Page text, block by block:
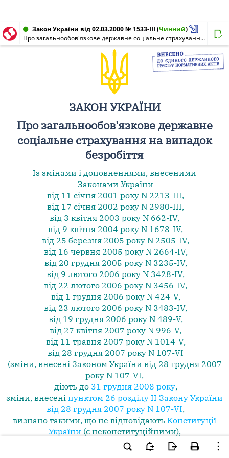
Закон України від 02.03.2000 № 1533-III (Чинний)
Про загальнообов'язкове державне соціальне страхування на випадок безробіття